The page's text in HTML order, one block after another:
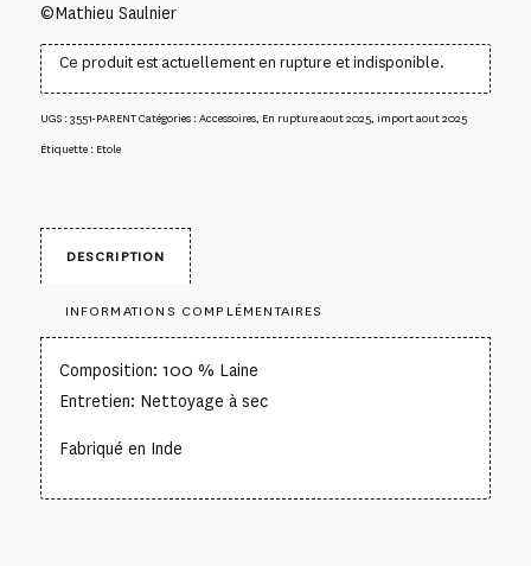
©Mathieu Saulnier
Ce produit est actuellement en rupture et indisponible.
UGS :3551-PARENTCatégories :Accessoires, En rupture aout 2025, import aout 2025
Étiquette : Etole
DESCRIPTION
INFORMATIONS COMPLÉMENTAIRES
Composition: 100 % Laine
Entretien: Nettoyage à sec
Fabriqué en Inde